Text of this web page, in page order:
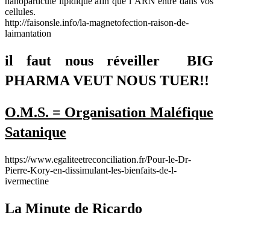
cellules.
http://faisonsle.info/la-magnetofection-raison-de-
laimantation
il faut nous réveiller BIG
PHARMA VEUT NOUS TUER!!
O.M.S. = Organisation Maléfique
Satanique
https://www.egaliteetreconciliation.fr/Pour-le-Dr-
Pierre-Kory-en-dissimulant-les-bienfaits-de-l-
ivermectine
La Minute de Ricardo